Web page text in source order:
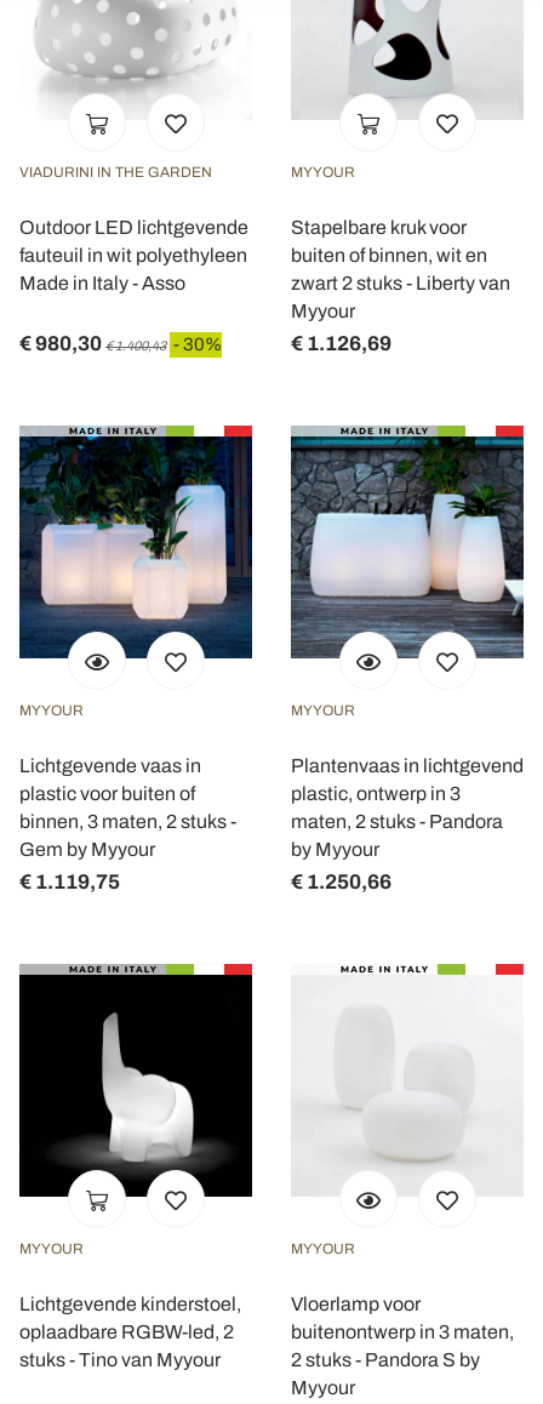
dalla Dichiarazione sui cookie.
Utilizziamo i cookie per personalizzare contenuti ed
annunci, per fornire funzionalità dei social media e per
analizzare il nostro traffico. Condividiamo inoltre
informazioni sul modo in cui utilizza il nostro sito con i
pubblicità e social media, i quali potrebbero combinarle
con altre informazioni che ha fornito loro o che hanno
raccolto dal suo utilizzo dei loro servizi.
VIADURINI IN THE GARDEN
Outdoor LED lichtgevende
fauteuil in wit polyethyleen
Made in Italy - Asso
€ 980,30 € 1.400,43 - 30%
MYYOUR
Stapelbare kruk voor
buiten of binnen, wit en
zwart 2 stuks - Liberty van
Myyour
€ 1.126,69
MYYOUR
Lichtgevende vaas in
plastic voor buiten of
binnen, 3 maten, 2 stuks -
Gem by Myyour
€ 1.119,75
MYYOUR
Plantenvaas in lichtgevend
plastic, ontwerp in 3
maten, 2 stuks - Pandora
by Myyour
€ 1.250,66
MYYOUR
Lichtgevende kinderstoel,
oplaadbare RGBW-led, 2
stuks - Tino van Myyour
MYYOUR
Vloerlamp voor
buitenontwerp in 3 maten,
2 stuks - Pandora S by
Myyour